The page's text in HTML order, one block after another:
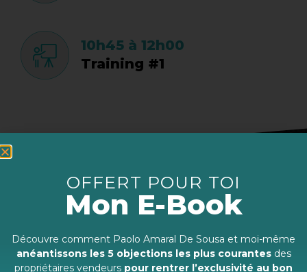
10h45 à 12h00
Training #1
Face à la routine, aux difficultés et aux divers obstacles qui
OFFERT POUR TOI
Mon E-Book
Découvre comment Paolo Amaral De Sousa et moi-même
anéantissons les 5 objections les plus courantes des
propriétaires vendeurs pour rentrer l’exclusivité au bon